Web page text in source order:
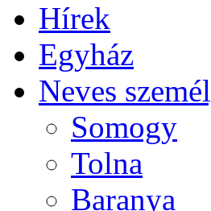
Hírek
Egyház
Neves
Somogy
Tolna
Baranya